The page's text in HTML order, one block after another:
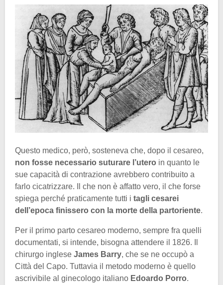
Questo medico, però, sosteneva che, dopo il cesareo,
non fosse necessario suturare l’utero in quanto le
sue capacità di contrazione avrebbero contribuito a
farlo cicatrizzare. Il che non è affatto vero, il che forse
spiega perché praticamente tutti i tagli cesarei
dell’epoca finissero con la morte della partoriente.
Per il primo parto cesareo moderno, sempre fra quelli
documentati, si intende, bisogna attendere il 1826. Il
chirurgo inglese James Barry, che se ne occupò a
Città del Capo. Tuttavia il metodo moderno è quello
ascrivibile al ginecologo italiano Edoardo Porro.